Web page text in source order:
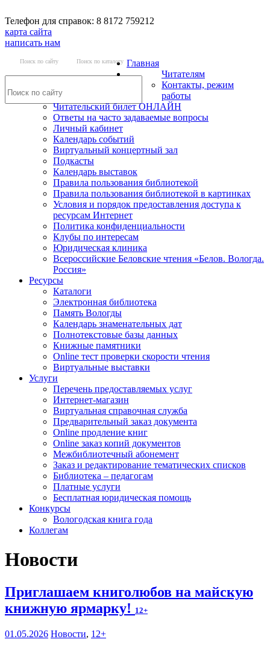
Телефон для справок: 8 8172 759212
карта сайта
написать нам
Поиск по сайту Поиск по каталогу Главная
Читателям
Контакты, режим
работы
Читательский билет ОНЛАЙН
Ответы на часто задаваемые вопросы
Личный кабинет
Календарь событий
Виртуальный концертный зал
Подкасты
Календарь выставок
Правила пользования библиотекой
Правила пользования библиотекой в картинках
Условия и порядок предоставления доступа к
ресурсам Интернет
Политика конфиденциальности
Клубы по интересам
Юридическая клиника
Всероссийские Беловские чтения «Белов. Вологда.
Россия»
Ресурсы
Каталоги
Электронная библиотека
Память Вологды
Календарь знаменательных дат
Полнотекстовые базы данных
Книжные памятники
Online тест проверки скорости чтения
Виртуальные выставки
Услуги
Перечень предоставляемых услуг
Интернет-магазин
Виртуальная справочная служба
Предварительный заказ документа
Online продление книг
Online заказ копий документов
Межбиблиотечный абонемент
Заказ и редактирование тематических списков
Библиотека – педагогам
Платные услуги
Бесплатная юридическая помощь
Конкурсы
Вологодская книга года
Коллегам
Новости
Приглашаем книголюбов на майскую
книжную ярмарку! 12+
01.05.2026 Новости, 12+